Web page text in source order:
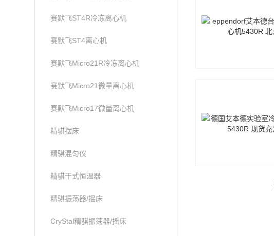
赛默飞ST4R冷冻离心机
赛默飞ST4离心机
赛默飞Micro21R冷冻离心机
赛默飞Micro21微量离心机
赛默飞Micro17微量离心机
精骐摆床
精骐混匀仪
精骐干式恒温器
精骐振荡器/摇床
CryStal精骐振荡器/摇床